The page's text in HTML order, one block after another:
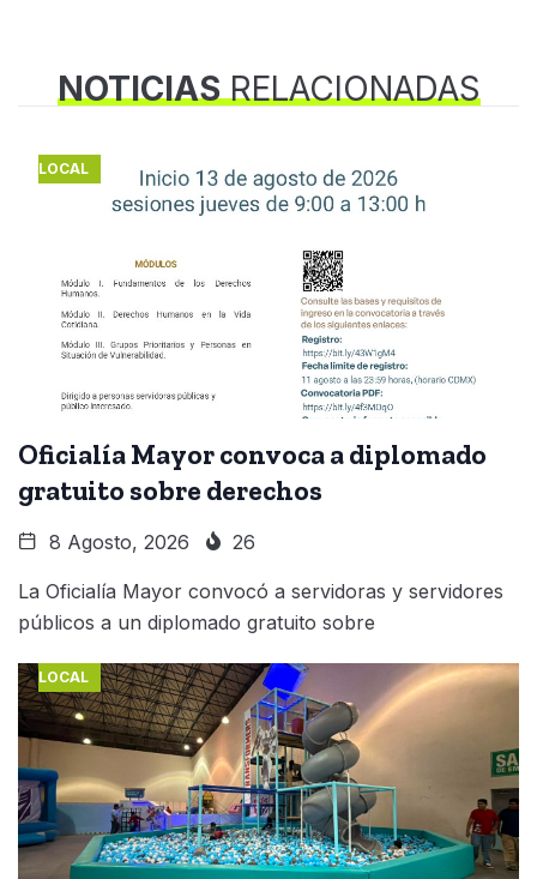
NOTICIASRELACIONADAS
LOCAL
Oficialía Mayor convoca a diplomado
gratuito sobre derechos
8 Agosto, 2026 26
La Oficialía Mayor convocó a servidoras y servidores
públicos a un diplomado gratuito sobre
LOCAL